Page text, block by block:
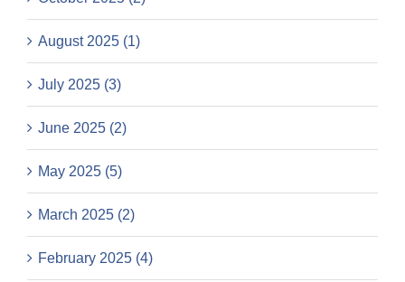
August 2025 (1)
July 2025 (3)
June 2025 (2)
May 2025 (5)
March 2025 (2)
February 2025 (4)